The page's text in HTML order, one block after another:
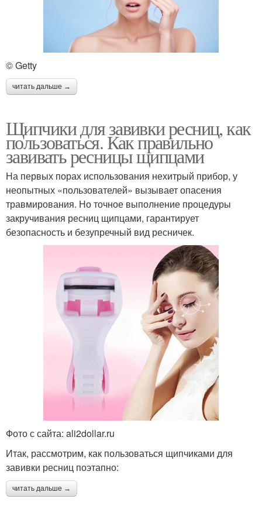
© Getty
читать дальше →
Щипчики для завивки ресниц, как
пользоваться. Как правильно
завивать ресницы щипцами
На первых порах использования нехитрый прибор, у
неопытных «пользователей» вызывает опасения
травмирования. Но точное выполнение процедуры
закручивания ресниц щипцами, гарантирует
безопасность и безупречный вид ресничек.
Фото с сайта: ali2dollar.ru
Итак, рассмотрим, как пользоваться щипчиками для
завивки ресниц поэтапно:
читать дальше →